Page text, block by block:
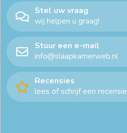
Stel uw vraag
wij helpen u graag!
Stuur een e-mail
info@slaapkamerweb.nl
Recensies
lees of schrijf een recensie